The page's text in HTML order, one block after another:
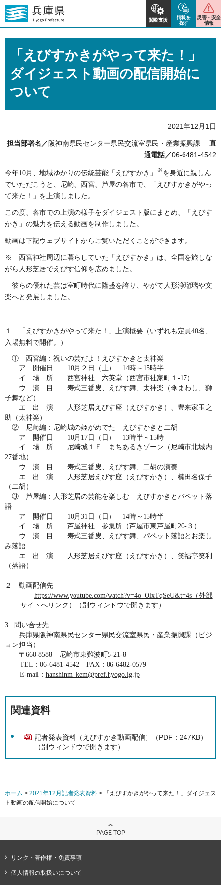
閲覧支援
情報を
探す
災害・安全
情報
「えびすかきがやって来た！」
ダイジェスト動画の配信開始に
ついて
2021年12月1日
担当部署名／阪神南県民センター県民交流室県民・産業振興課 直
通電話／06-6481-4542
今年10 月、地域ゆかりの伝統芸能「えびすかき」 ※を身近に親しん
でいただこうと、尼崎、西宮、芦屋の各市で、「えびすかきがやっ
て来た！」を上演しました。
この度、各市での上演の様子をダイジェスト版にまとめ、「えびす
かき」の魅力を伝える動画を制作しました。
動画は下記ウェブサイトからご覧いただくことができます。
※ 西宮神社周辺に暮らしていた「えびすかき」は、全国を旅しな
がら人形芝居でえびす信仰を広めました。
彼らの優れた芸は室町時代に隆盛を誇り、やがて人形浄瑠璃や文
楽へと発展しました。
１ 「えびすかきがやって来た！」上演概要（いずれも定員40名、
入場無料で開催。）
① 西宮編：祝いの芸だよ！えびすかきと太神楽
ア 開催日 10 月２日（土） 14時～ 15時半
イ 場 所 西宮神社 六英堂（西宮市社家町１ -17）
ウ 演 目 寿式三番叟、えびす舞、太神楽（傘まわし、獅
子舞など）
エ 出 演 人形芝居えびす座（えびすかき）、豊来家玉之
助（太神楽）
② 尼崎編：尼崎城の姫がめでた えびすかきと二胡
ア 開催日 10 月 17 日（日） 13時半～ 15時
イ 場 所 尼崎城１Ｆ まちあるきゾーン（尼崎市北城内
27番地）
ウ 演 目 寿式三番叟、えびす舞、二胡の演奏
エ 出 演 人形芝居えびす座（えびすかき）、楠田名保子
（二胡）
③ 芦屋編：人形芝居の芸能を楽しむ えびすかきとパペット落
語
ア 開催日 10 月 31 日（日） 14時～ 15時半
イ 場 所 芦屋神社 参集所（芦屋市東芦屋町 20- ３）
ウ 演 目 寿式三番叟、えびす舞、パペット落語とお楽し
み落語
エ 出 演 人形芝居えびす座（えびすかき）、笑福亭笑利
（落語）
２ 動画配信先
https://www.youtube.com/watch?v=4o_OlxTqSeU&t=4s（外部
サイトへリンク）（別ウィンドウで開きます）
3 問い合せ先
兵庫県阪神南県民センター県民交流室県民・産業振興課（ビジ
ョン担当）
〒 660-8588尼崎市東難波町 5-21-8
TEL ： 06-6481-4542 FAX ： 06-6482-0579
E-mail ： hanshinm_kem@pref.hyogo.lg.jp
関連資料
記者発表資料（えびすかき動画配信）（PDF：247KB）
（別ウィンドウで開きます）
ホーム > 2021年12月記者発表資料 > 「えびすかきがやって来た！」ダイジェス
ト動画の配信開始について
PAGE TOP
リンク・著作権・免責事項
個人情報の取扱いについて